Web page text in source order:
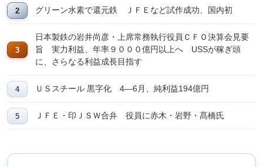
グリーン水素で還元鉄 ＪＦＥなど試作成功、国内初
日本製鉄の岩井尚彦・上席常務執行役員ＣＦＯ決算会見要
旨 実力利益、年率９０００億円以上へ USSが稼ぎ頭
に、さらなる利益成長目指す
ＵＳスチール 黒字化 4―6月、純利益194億円
ＪＦＥ・印ＪＳＷ合弁 役員に赤木・岩野・髙橋氏